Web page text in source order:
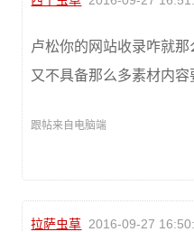
卢松你的网站收录咋就
又不具备那么多素材内容
跟帖来自电脑端
拉萨虫草 2016-09-27